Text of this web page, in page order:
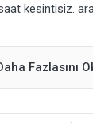
kesintisiz.
Fazlasını